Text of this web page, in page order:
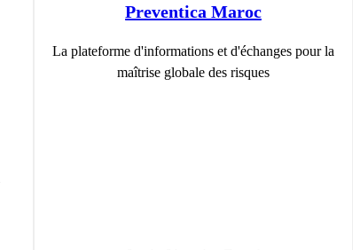
Preventica Maroc
La plateforme d'informations et d'échanges pour la
maîtrise globale des risques